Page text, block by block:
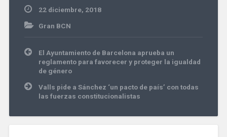
22 diciembre, 2018
Gran BCN
Navegación
entradas
El Ayuntamiento de Barcelona aprueba un
reglamento para favorecer y proteger la igualdad
de género
Valls pide a Sánchez ‘un pacto de país’ con todas
las fuerzas constitucionalistas